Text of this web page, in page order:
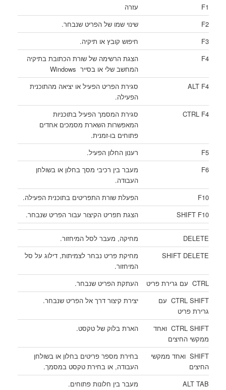
F1
עזרה
F2
שינוי שמו של הפריט שנבחר.
F3
חיפוש קובץ או תיקיה.
F4
הצגת הרשימה של שורת הכתובת בתיקיה
המחשב שלי או בסייר Windows
ALT F4
סגירת הפריט הפעיל או יציאה מהתוכנית
הפעילה.
CTRL F4
סגירת המסמך הפעיל בתוכניות
המאפשרות השארת מסמכים אחדים
פתוחים בו-זמנית.
F5
רענון החלון הפעיל.
F6
מעבר בין רכיבי מסך בחלון או בשולחן
העבודה.
F10
הפעלת שורת התפריטים בתוכנית הפעילה.
SHIFT F10
הצגת תפריט הקיצור עבור הפריט שנבחר.
DELETE
מחיקה, מעבר לסל המיחזור.
SHIFT DELETE
מחיקת פריט נבחר לצמיתות, דילוג על סל
המיחזור.
CTRL עם גרירת פריט
העתקת הפריט שנבחר.
CTRL SHIFT עם
גרירת פריט
יצירת קיצור דרך אל הפריט שנבחר.
CTRL SHIFT ואחד
ממקשי החיצים
הארת בלוק של טקסט.
SHIFT ואחד ממקשי
החיצים
בחירת מספר פריטים בחלון או בשולחן
העבודה, או בחירת טקסט במסמך.
ALT TAB
מעבר בין חלונות פתוחים.